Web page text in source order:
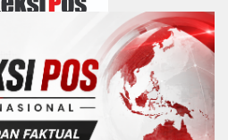
Media Siber
Disclaimer
Dewan Pers
2026 Hak Cipta Dilindungi Undang-